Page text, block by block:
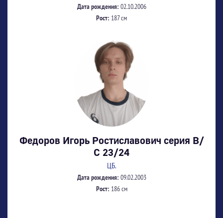
Дата рождения: 02.10.2006
Рост: 187 см
Федоров Игорь Ростиславович серия В/
С 23/24
ЦБ.
Дата рождения: 09.02.2003
Рост: 186 см